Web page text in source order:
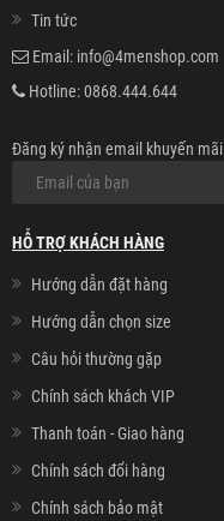
Tin tức
Email: info@4menshop.com
Hotline:0868.444.644
Đăng ký nhận email khuyến mãi
HỖ TRỢ KHÁCH HÀNG
Hướng dẫn đặt hàng
Hướng dẫn chọn size
Câu hỏi thường gặp
Chính sách khách VIP
Thanh toán - Giao hàng
Chính sách đổi hàng
Chính sách bảo mật